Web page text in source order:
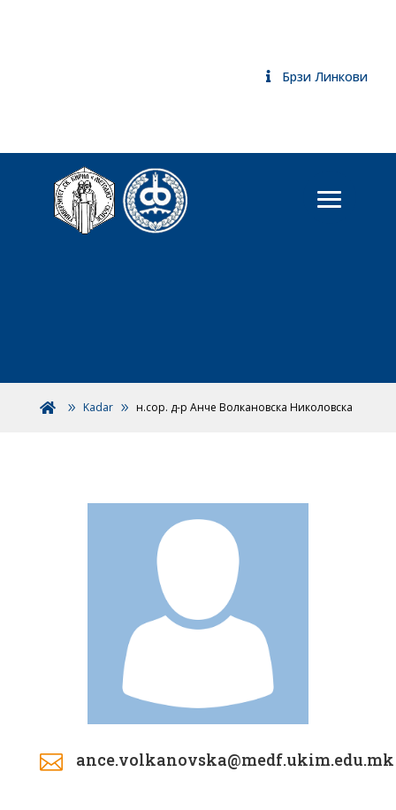
Брзи Линкови
 Kadar н.сор. д-р Анче Волкановска Николовска
 ance.volkanovska@medf.ukim.edu.mk